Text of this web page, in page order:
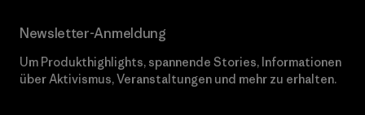
Newsletter-Anmeldung
Um Produkthighlights, spannende Stories, Informationen
über Aktivismus, Veranstaltungen und mehr zu erhalten.